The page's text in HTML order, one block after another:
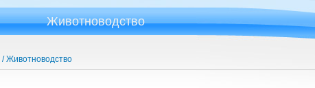
Животноводство
Животноводство